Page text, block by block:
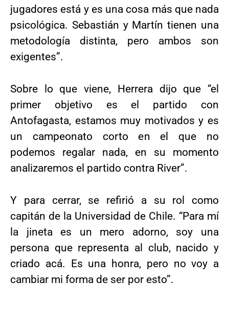
jugadores está y es una cosa más que nada
psicológica. Sebastián y Martín tienen una
metodología distinta, pero ambos son
exigentes”.
Sobre lo que viene, Herrera dijo que “el
primer objetivo es el partido con
Antofagasta, estamos muy motivados y es
un campeonato corto en el que no
podemos regalar nada, en su momento
analizaremos el partido contra River”.
Y para cerrar, se refirió a su rol como
capitán de la Universidad de Chile. “Para mí
la jineta es un mero adorno, soy una
persona que representa al club, nacido y
criado acá. Es una honra, pero no voy a
cambiar mi forma de ser por esto”.